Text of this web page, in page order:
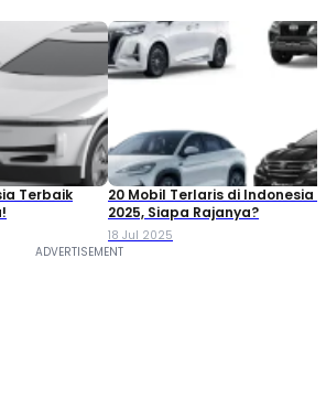
Terbaik
20 Mobil Terlaris di Indonesia
2025, Siapa Rajanya?
18 Jul 2025